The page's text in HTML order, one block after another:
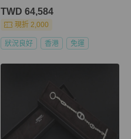
TWD 64,584
現折 2,000
狀況良好 香港 免運